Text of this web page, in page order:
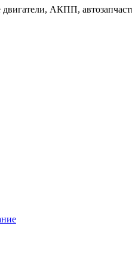
двигатели, АКПП,